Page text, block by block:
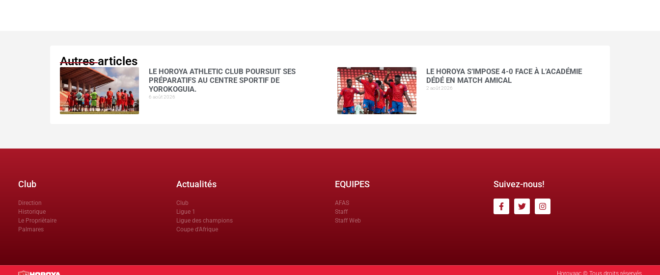
Autres articles
LE HOROYA ATHLETIC CLUB POURSUIT SES
PRÉPARATIFS AU CENTRE SPORTIF DE
YOROKOGUIA.
6 août 2026
LE HOROYA S’IMPOSE 4-0 FACE À L’ACADÉMIE
DÉDÉ EN MATCH AMICAL
2 août 2026
Club
Direction
Historique
Le Propriètaire
Palmares
Actualités
Club
Ligue 1
Ligue des champions
Coupe d'Afrique
EQUIPES
AFAS
Staff
Staff Web
Suivez-nous!
Horoyaac © Tous droits réservés